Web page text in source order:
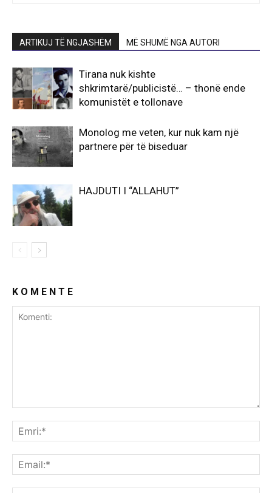
ARTIKUJ TË NGJASHËM MË SHUMË NGA AUTORI
Tirana nuk kishte
shkrimtarë/publicistë… – thonë ende
komunistët e tollonave
Monolog me veten, kur nuk kam një
partnere për të biseduar
HAJDUTI I “ALLAHUT”
K O M E N T E